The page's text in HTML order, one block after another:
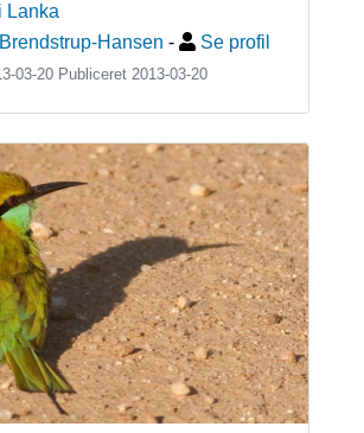
Lanka
Hansen - Se profil
03-20 Publiceret 2013-03-20